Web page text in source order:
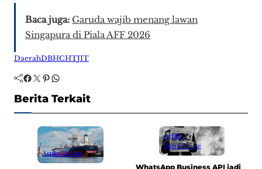
Baca juga: Garuda wajib menang lawan
Singapura di Piala AFF 2026
DaerahDBHCHTJIT
Facebook Twitter Pinterest WhatsApp
Berita Terkait
ArtikelBerita
Artikel
Pop Culture
WhatsApp Business API jadi